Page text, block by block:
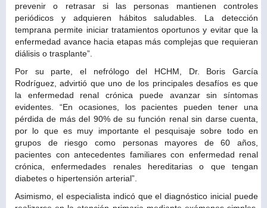
prevenir o retrasar si las personas mantienen controles
periódicos y adquieren hábitos saludables. La detección
temprana permite iniciar tratamientos oportunos y evitar que la
enfermedad avance hacia etapas más complejas que requieran
diálisis o trasplante”.
Por su parte, el nefrólogo del HCHM, Dr. Boris García
Rodríguez, advirtió que uno de los principales desafíos es que
la enfermedad renal crónica puede avanzar sin síntomas
evidentes. “En ocasiones, los pacientes pueden tener una
pérdida de más del 90% de su función renal sin darse cuenta,
por lo que es muy importante el pesquisaje sobre todo en
grupos de riesgo como personas mayores de 60 años,
pacientes con antecedentes familiares con enfermedad renal
crónica, enfermedades renales hereditarias o que tengan
diabetes o hipertensión arterial”.
Asimismo, el especialista indicó que el diagnóstico inicial puede